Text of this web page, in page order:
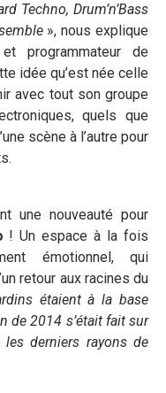
Techno, Drum’n’Bass
», nous explique
programmateur de
idée qu’est née celle
avec tout son groupe
quels que
scène à l’autre pour
une nouveauté pour
! Un espace à la fois
émotionnel, qui
retour aux racines du
étaient à la base
de 2014 s’était fait sur
les derniers rayons de